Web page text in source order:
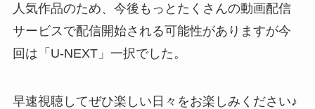
人気作品のため、今後もっとたくさんの動画配信
サービスで配信開始される可能性がありますが今
回は「U-NEXT」一択でした。
早速視聴してぜひ楽しい日々をお楽しみください♪